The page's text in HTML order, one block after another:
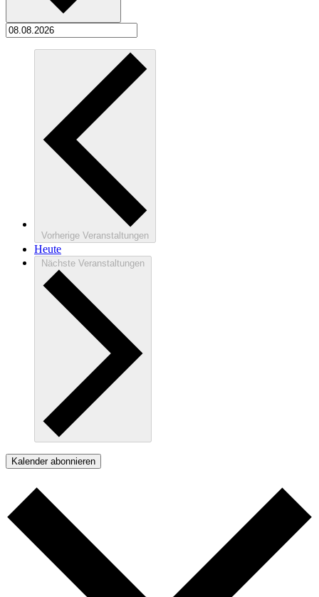
Vorherige Veranstaltungen
Heute
Nächste Veranstaltungen
Kalender abonnieren